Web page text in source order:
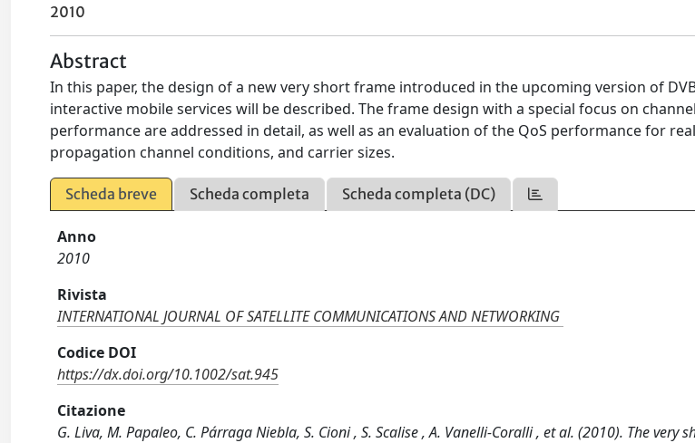
2010
Abstract
In this paper, the design of a new very short frame introduced in the upcoming version of
interactive mobile services will be described. The frame design with a special focus on
performance are addressed in detail, as well as an evaluation of the QoS performance for
propagation channel conditions, and carrier sizes.
Scheda breve Scheda completa Scheda completa (DC)
Anno
2010
Rivista
INTERNATIONAL JOURNAL OF SATELLITE COMMUNICATIONS AND NETWORKING
Codice DOI
https://dx.doi.org/10.1002/sat.945
Citazione
G. Liva, M. Papaleo, C. Párraga Niebla, S. Cioni , S. Scalise , A. Vanelli-Coralli , et al. (2010). The very